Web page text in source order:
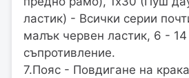
ластик) - Всички серии
малък червен ластик, 6 - 14
съпротивление.
7.Пояс - Повдигане на